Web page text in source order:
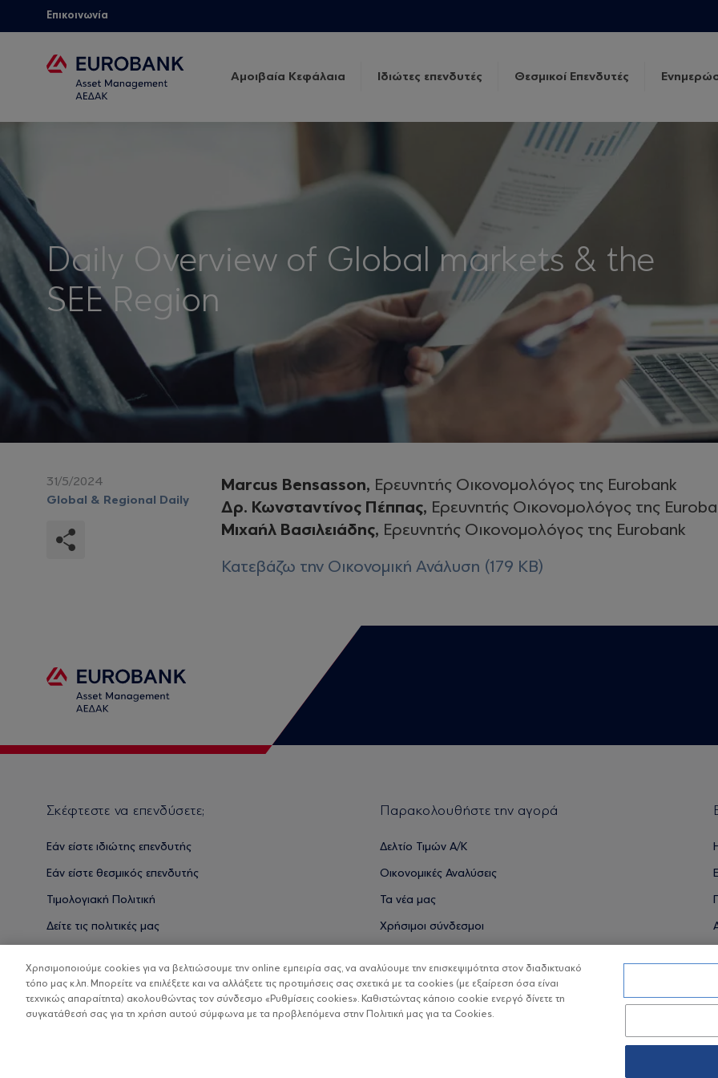
Επικοινωνία
Αμοιβαία Κεφάλαια Ιδιώτες επενδυτές Θεσμικοί Επενδυτές
Daily Overview of Global markets & the
SEE Region
31/5/2024
Global & Regional Daily
Marcus Bensasson, Ερευνητής Οικονομολόγος της Eurobank
Δρ. Κωνσταντίνος Πέππας, Ερευνητής Οικονομολόγος της
Μιχαήλ Βασιλειάδης, Ερευνητής Οικονομολόγος της Eurobank
Κατεβάζω την Οικονομική Ανάλυση (179 KB)
Σκέφτεστε να επενδύσετε;
Εάν είστε ιδιώτης επενδυτής
Εάν είστε θεσμικός επενδυτής
Τιμολογιακή Πολιτική
Δείτε τις πολιτικές μας
Παρακολουθήστε την αγορά
Δελτίο Τιμών Α/Κ
Οικονομικές Αναλύσεις
Τα νέα μας
Χρήσιμοι σύνδεσμοι
ΟΙ ΟΣΕΚΑ ΔΕΝ ΕΧΟΥΝ ΕΓΓΥΗΜΕΝΗ ΑΠΟΔΟΣΗ ΚΑΙ ΟΙ
Χρησιμοποιούμε cookies για να βελτιώσουμε την online εμπειρία σας, να αναλύουμε την επισκεψιμότητα στον διαδικτυακό
τόπο μας κ.λπ. Μπορείτε να επιλέξετε και να αλλάξετε τις προτιμήσεις σας σχετικά με τα cookies (με εξαίρεση όσα είναι
τεχνικώς απαραίτητα) ακολουθώντας τον σύνδεσμο «Ρυθμίσεις cookies». Καθιστώντας κάποιο cookie ενεργό δίνετε τη
συγκατάθεσή σας για τη χρήση αυτού σύμφωνα με τα προβλεπόμενα στην Πολιτική μας για τα Cookies.